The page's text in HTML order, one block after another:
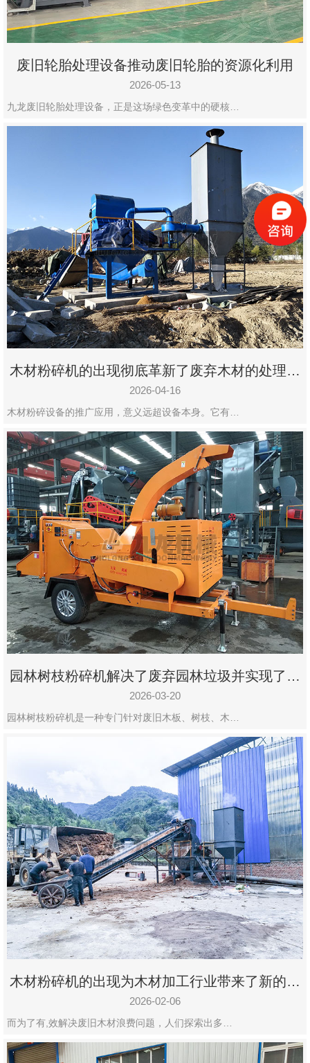
废旧轮胎处理设备推动废旧轮胎的资源化利用
2026-05-13
九龙废旧轮胎处理设备，正是这场绿色变革中的硬核…
木材粉碎机的出现彻底革新了废弃木材的处理模
式
2026-04-16
木材粉碎设备的推广应用，意义远超设备本身。它有…
园林树枝粉碎机解决了废弃园林垃圾并实现了再
利用
2026-03-20
园林树枝粉碎机是一种专门针对废旧木板、树枝、木…
木材粉碎机的出现为木材加工行业带来了新的变
化
2026-02-06
而为了有,效解决废旧木材浪费问题，人们探索出多…